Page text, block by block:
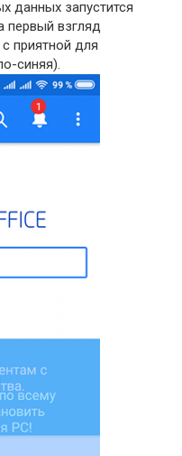
данных запустится
первый взгляд
приятной для
синяя).